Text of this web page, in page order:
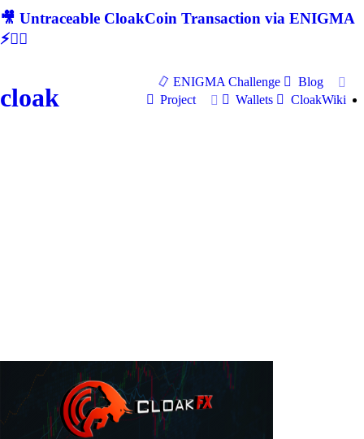
🎥 Untraceable CloakCoin Transaction via ENIGMA
⚡🕵‍♂
cloak
ENIGMA Challenge
Blog
Project
Wallets CloakWiki